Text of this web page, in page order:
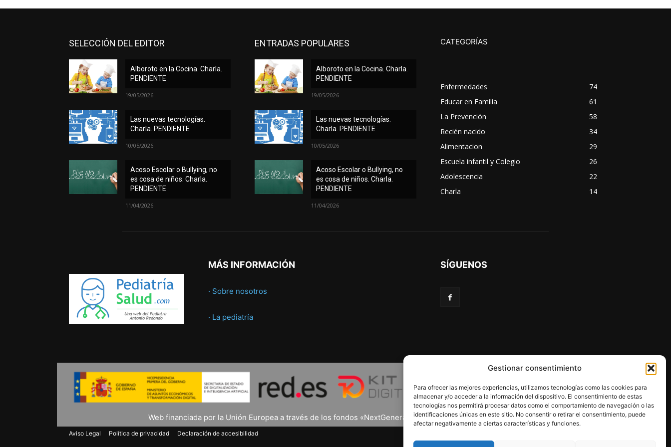
Gestionar consentimiento
Para ofrecer las mejores experiencias, utilizamos tecnologías como las cookies para
almacenar y/o acceder a la información del dispositivo. El consentimiento de estas
tecnologías nos permitirá procesar datos como el comportamiento de navegación o las
identificaciones únicas en este sitio. No consentir o retirar el consentimiento, puede
afectar negativamente a ciertas características y funciones.
SELECCIÓN DEL EDITOR
Alboroto en la Cocina. Charla.
PENDIENTE
19/05/2026
Las nuevas tecnologías.
Charla. PENDIENTE
10/05/2026
Acoso Escolar o Bullying, no
es cosa de niños. Charla.
PENDIENTE
11/04/2026
ENTRADAS POPULARES
Alboroto en la Cocina. Charla.
PENDIENTE
19/05/2026
Las nuevas tecnologías.
Charla. PENDIENTE
10/05/2026
Acoso Escolar o Bullying, no
es cosa de niños. Charla.
PENDIENTE
11/04/2026
CATEGORÍAS
Enfermedades
74
Educar en Familia
61
La Prevención
58
Recién nacido
34
Alimentacion
29
Escuela infantil y Colegio
26
Adolescencia
22
Charla
14
MÁS INFORMACIÓN
· Sobre nosotros
· La pediatría
SÍGUENOS
Web financiada por la Unión Europea a través de los fondos «NextGenerationEU» y el programa Kit Digital.
Aviso Legal Política de privacidad Declaración de accesibilidad